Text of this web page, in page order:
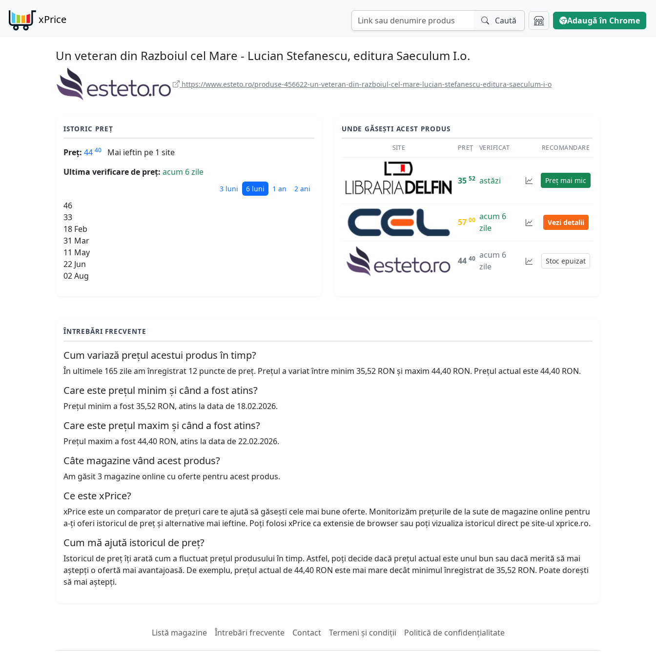
xPrice Caută Adaugă în Chrome
Un veteran din Razboiul cel Mare - Lucian Stefanescu, editura Saeculum I.o.
https://www.esteto.ro/produse-456622-un-veteran-din-razboiul-cel-mare-lucian-stefanescu-editura-saeculum-i-o
ISTORIC PREȚ
Preț: 44 40
Mai ieftin pe 1 site
Ultima verificare de preț: acum 6 zile
3 luni 6 luni 1 an 2 ani
46
33
18 Feb
31 Mar
11 May
22 Jun
02 Aug
UNDE GĂSEȘTI ACEST PRODUS
SITE PREȚ VERIFICAT RECOMANDARE
35 52 astăzi Preț mai mic
57 00 acum 6
zile
Vezi detalii
44 40 acum 6
zile
Stoc epuizat
ÎNTREBĂRI FRECVENTE
Cum variază prețul acestui produs în timp?
În ultimele 165 zile am înregistrat 12 puncte de preț. Prețul a variat între minim 35,52 RON și maxim 44,40 RON. Prețul actual este 44,40 RON.
Care este prețul minim și când a fost atins?
Prețul minim a fost 35,52 RON, atins la data de 18.02.2026.
Care este prețul maxim și când a fost atins?
Prețul maxim a fost 44,40 RON, atins la data de 22.02.2026.
Câte magazine vând acest produs?
Am găsit 3 magazine online cu oferte pentru acest produs.
Ce este xPrice?
xPrice este un comparator de prețuri care te ajută să găsești cele mai bune oferte. Monitorizăm prețurile de la sute de magazine online pentru
a-ți oferi istoricul de preț și alternative mai ieftine. Poți folosi xPrice ca extensie de browser sau poți vizualiza istoricul direct pe site-ul xprice.ro.
Cum mă ajută istoricul de preț?
Istoricul de preț îți arată cum a fluctuat prețul produsului în timp. Astfel, poți decide dacă prețul actual este unul bun sau dacă merită să mai
aștepți o ofertă mai avantajoasă. De exemplu, prețul actual de 44,40 RON este mai mare decât minimul înregistrat de 35,52 RON. Poate dorești
să mai aștepți.
Listă magazine Întrebări frecvente Contact Termeni și condiții Politică de confidențialitate